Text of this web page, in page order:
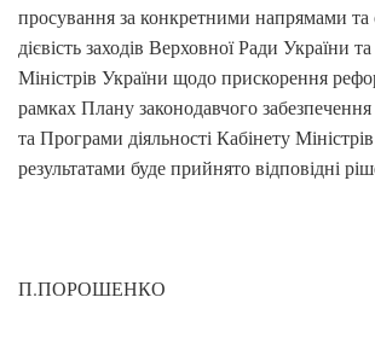
просування за конкретними напрямами та
дієвість заходів Верховної Ради України
Міністрів України щодо прискорення
рамках Плану законодавчого
та Програми діяльності Кабінету
результатами буде прийнято відповідні
П.ПОРОШЕНКО